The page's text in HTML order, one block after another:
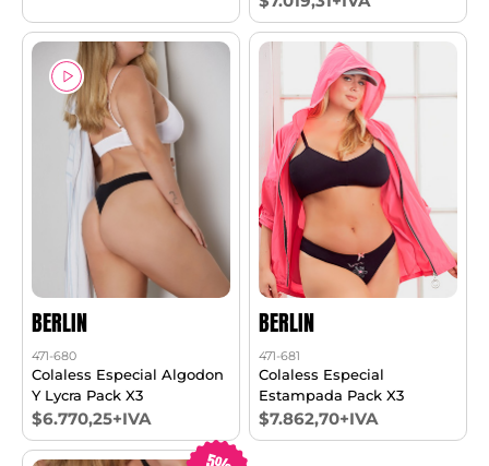
BERLIN
471-680
Colaless Especial Algodon
Y Lycra Pack X3
$6.770,25+IVA
BERLIN
471-681
Colaless Especial
Estampada Pack X3
$7.862,70+IVA